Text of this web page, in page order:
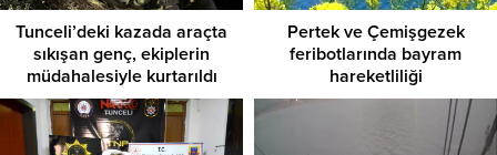
Tunceli’deki kazada araçta
sıkışan genç, ekiplerin
müdahalesiyle kurtarıldı
Pertek ve Çemişgezek
feribotlarında bayram
hareketliliği